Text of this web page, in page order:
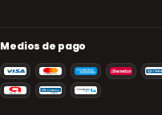
Medios de pago